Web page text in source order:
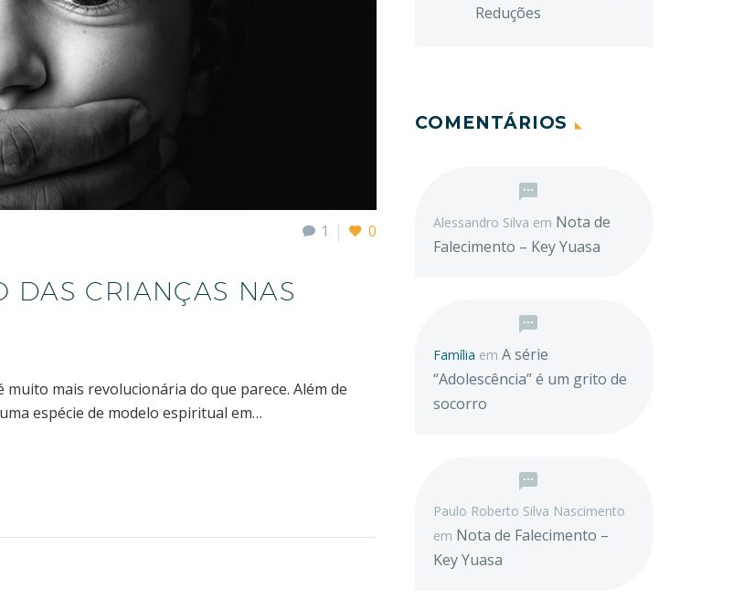
1 0
DAS CRIANÇAS NAS
muito mais revolucionária do que parece. Além de
espécie de modelo espiritual em…
Reduções
COMENTÁRIOS
Alessandro Silva em Nota de
Falecimento – Key Yuasa
Família em A série
“Adolescência” é um grito de
socorro
Paulo Roberto Silva Nascimento
em Nota de Falecimento –
Key Yuasa